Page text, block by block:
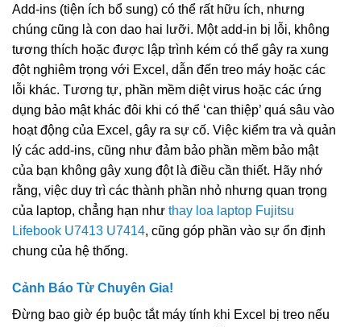
Add-ins (tiện ích bổ sung) có thể rất hữu ích, nhưng
chúng cũng là con dao hai lưỡi. Một add-in bị lỗi, không
tương thích hoặc được lập trình kém có thể gây ra xung
đột nghiêm trọng với Excel, dẫn đến treo máy hoặc các
lỗi khác. Tương tự, phần mềm diệt virus hoặc các ứng
dụng bảo mật khác đôi khi có thể ‘can thiệp’ quá sâu vào
hoạt động của Excel, gây ra sự cố. Việc kiểm tra và quản
lý các add-ins, cũng như đảm bảo phần mềm bảo mật
của bạn không gây xung đột là điều cần thiết. Hãy nhớ
rằng, việc duy trì các thành phần nhỏ nhưng quan trọng
của laptop, chẳng hạn như thay loa laptop Fujitsu
Lifebook U7413 U7414, cũng góp phần vào sự ổn định
chung của hệ thống.
Cảnh Báo Từ Chuyên Gia!
Đừng bao giờ ép buộc tắt máy tính khi Excel bị treo nếu